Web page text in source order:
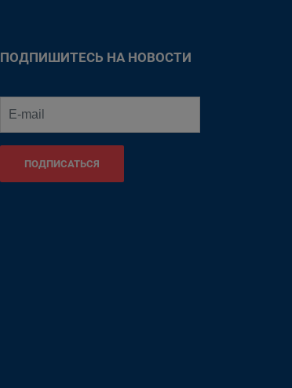
ПОДПИШИТЕСЬ НА НОВОСТИ
ПОДПИСАТЬСЯ